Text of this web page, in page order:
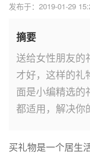
发布于：2019-01-29
摘要
送给女性朋友的
才好，这样的礼
面是小编精选的
都适用，解决你
买礼物是一个居生